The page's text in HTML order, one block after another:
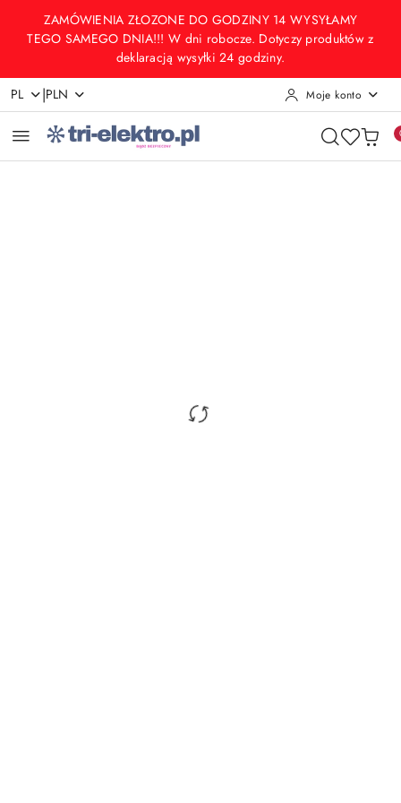
Przejdź do treści głównej
Przejdź do wyszukiwarki
Przejdź do moje konto
Przejdź do menu głównego
Przejdź do opisu produktu
Przejdź do stopki
ZAMÓWIENIA ZŁOZONE DO GODZINY 14 WYSYŁAMY
TEGO SAMEGO DNIA!!! W dni robocze. Dotyczy produktów z
deklaracją wysyłki 24 godziny.
PL |PLN Moje konto